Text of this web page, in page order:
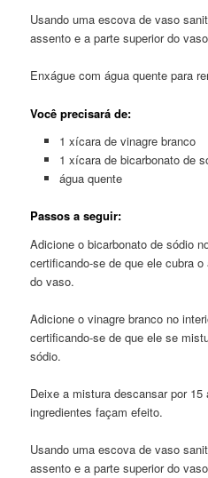
Usando uma escova de vaso
assento e a parte superior do
Enxágue com água quente para
Você precisará de:
1 xícara de vinagre branco
1 xícara de bicarbonato de
água quente
Passos a seguir:
Adicione o bicarbonato de sódio
certificando-se de que ele cubra
do vaso.
Adicione o vinagre branco no
certificando-se de que ele se
sódio.
Deixe a mistura descansar por
ingredientes façam efeito.
Usando uma escova de vaso
assento e a parte superior do